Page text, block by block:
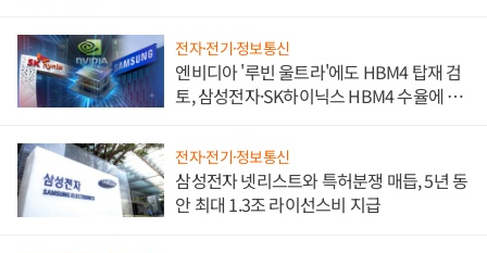
전자·전기·정보통신
엔비디아 '루빈 울트라'에도 HBM4 탑재 검
토, 삼성전자·SK하이닉스 HBM4 수율에 주
전자·전기·정보통신
삼성전자 넷리스트와 특허분쟁 매듭, 5년 동
안 최대 1.3조 라이선스비 지급